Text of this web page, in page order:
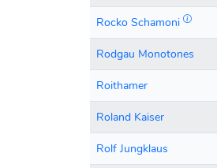
Rocko Schamoni
Rodgau Monotones
Roithamer
Roland Kaiser
Rolf Jungklaus